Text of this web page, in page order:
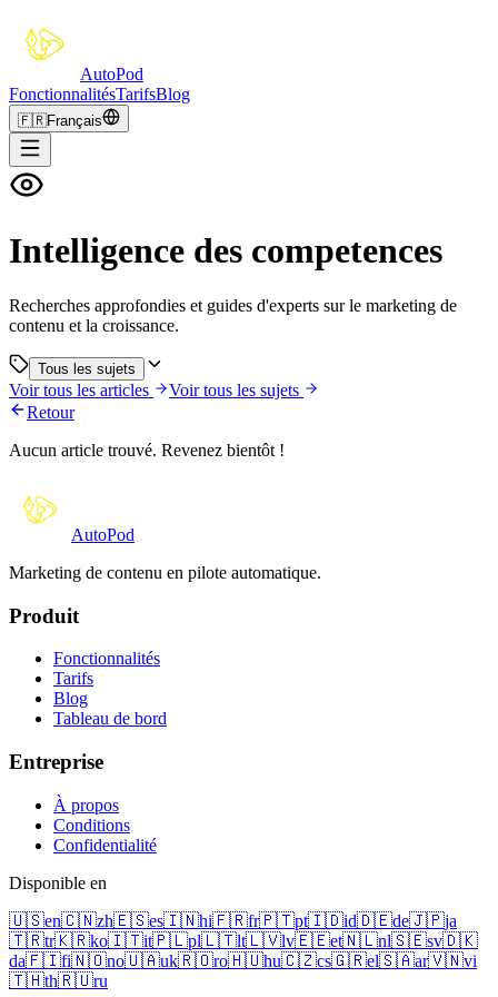
AutoPod
FonctionnalitésTarifsBlog
🇫🇷Français
Intelligence des competences
Recherches approfondies et guides d'experts sur le marketing de
contenu et la croissance.
Tous les sujets
Voir tous les articles
Voir tous les sujets
Retour
Aucun article trouvé. Revenez bientôt !
AutoPod
Marketing de contenu en pilote automatique.
Produit
Fonctionnalités
Tarifs
Blog
Tableau de bord
Entreprise
À propos
Conditions
Confidentialité
Disponible en
🇺🇸en🇨🇳zh🇪🇸es🇮🇳hi🇫🇷fr🇵🇹pt🇮🇩id🇩🇪de🇯🇵ja
🇹🇷tr🇰🇷ko🇮🇹it🇵🇱pl🇱🇹lt🇱🇻lv🇪🇪et🇳🇱nl🇸🇪sv🇩🇰
da🇫🇮fi🇳🇴no🇺🇦uk🇷🇴ro🇭🇺hu🇨🇿cs🇬🇷el🇸🇦ar🇻🇳vi
🇹🇭th🇷🇺ru